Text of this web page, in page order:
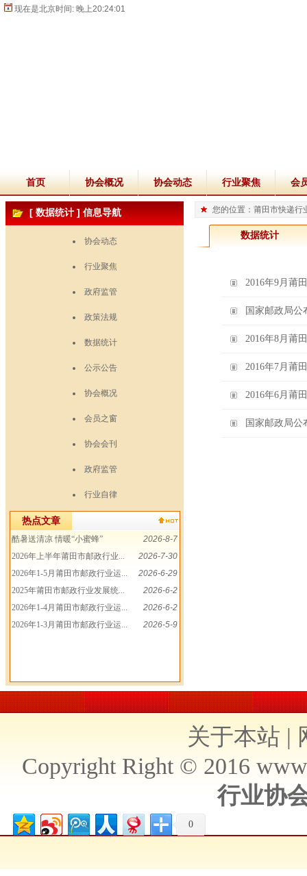
现在是北京时间: 晚上20:24:02
首页 协会概况 协会动态 行业聚焦 会
[ 数据统计 ] 信息导航
协会动态
行业聚焦
政府监管
政策法规
数据统计
公示公告
协会概况
会员之窗
协会会刊
政府监管
行业自律
热点文章
酷暑送清凉 情暖“小蜜蜂”
2026-8-7
2026年上半年莆田市邮政行业...
2026-7-30
2026年1-5月莆田市邮政行业运...
2026-6-29
2025年莆田市邮政行业发展统...
2026-6-2
2026年1-4月莆田市邮政行业运...
2026-6-2
2026年1-3月莆田市邮政行业运...
2026-5-9
您的位置：莆田市快递行
数据统计
2016年9月莆
国家邮政局公
2016年8月莆
2016年7月莆
2016年6月莆
国家邮政局公
关于本站 |
Copyright Right © 2016
行业协
0